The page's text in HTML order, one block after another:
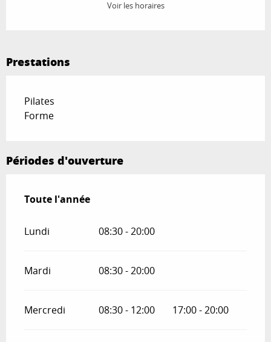
Voir les horaires
Prestations
Pilates
Forme
Périodes d'ouverture
Toute l'année
Toute l'année
Lundi 08:30 - 20:00
Mardi 08:30 - 20:00
Mercredi 08:30 - 12:00 17:00 - 20:00